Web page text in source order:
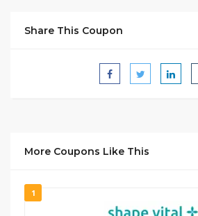
Share This Coupon
More Coupons Like This
1